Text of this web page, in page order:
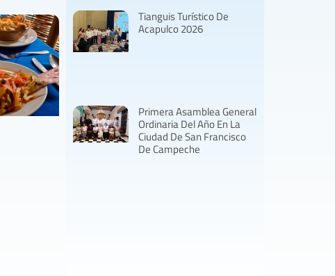
Tianguis Turístico De
Acapulco 2026
Primera Asamblea General
Ordinaria Del Año En La
Ciudad De San Francisco
De Campeche